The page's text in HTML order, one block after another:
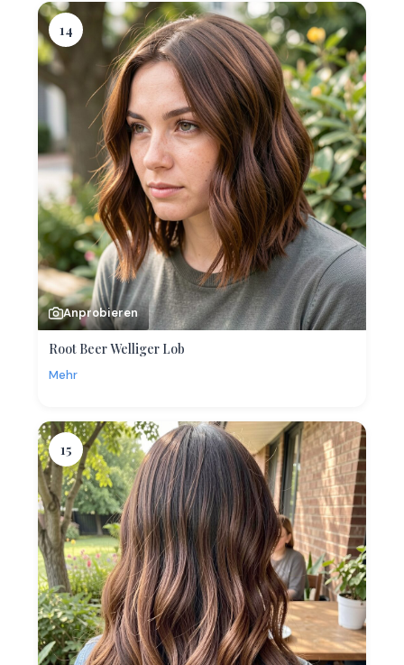
14
Anprobieren
Root Beer Welliger Lob
Mehr
15